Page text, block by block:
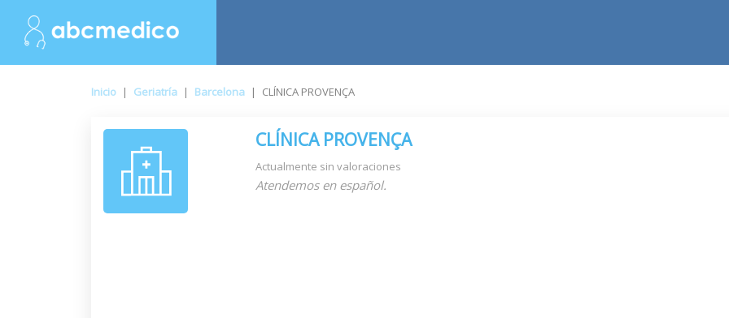
Inicio | Geriatría | Barcelona | CLÍNICA PROVENÇA
CLÍNICA PROVENÇA
Actualmente sin valoraciones
Atendemos en español.